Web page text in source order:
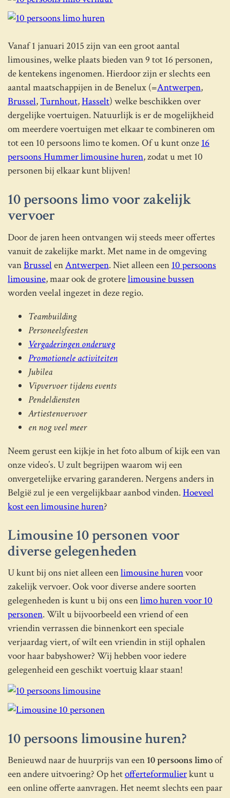
Vanaf 1 januari 2015 zijn van een groot aantal
limousines, welke plaats bieden van 9 tot 16 personen,
de kentekens ingenomen. Hierdoor zijn er slechts een
aantal maatschappijen in de Benelux (=Antwerpen,
Brussel,Turnhout,Hasselt) welke beschikken over
dergelijke voertuigen. Natuurlijk is er de mogelijkheid
om meerdere voertuigen met elkaar te combineren om
tot een 10 persoons limo te komen. Of u kunt onze16
persoons Hummer limousine huren, zodat u met 10
personen bij elkaar kunt blijven!
10 persoons limo voor zakelijk
vervoer
Door de jaren heen ontvangen wij steeds meer offertes
vanuit de zakelijke markt. Met name in de omgeving
vanBrusselenAntwerpen. Niet alleen een 10 persoons
limousine, maar ook de groterelimousine bussen
worden veelal ingezet in deze regio.
Teambuilding
Personeelsfeesten
Vergaderingen onderweg
Promotionele activiteiten
Jubilea
Vipvervoer tijdens events
Pendeldiensten
Artiestenvervoer
en nog veel meer
Neem gerust een kijkje in het foto album of kijk een van
onze video’s. U zult begrijpen waarom wij een
onvergetelijke ervaring garanderen. Nergens anders in
België zul je een vergelijkbaar aanbod vinden.Hoeveel
kost een limousine huren?
Limousine 10 personen voor
diverse gelegenheden
U kunt bij ons niet alleen eenlimousine hurenvoor
zakelijk vervoer. Ook voor diverse andere soorten
gelegenheden is kunt u bij ons eenlimo huren voor 10
personen. Wilt u bijvoorbeeld een vriend of een
vriendin verrassen die binnenkort een speciale
verjaardag viert, of wilt een vriendin in stijl ophalen
voor haar babyshower? Wij hebben voor iedere
gelegenheid een geschikt voertuig klaar staan!
10 persoons limousine huren?
Benieuwd naar de huurprijs van een 10 persoons limoof
een andere uitvoering? Op hetofferteformulierkunt u
een online offerte aanvragen. Het neemt slechts een paar